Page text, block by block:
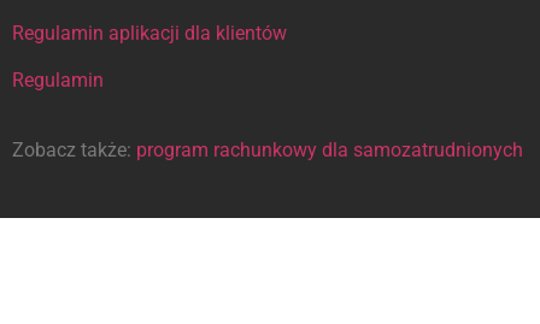
Regulamin aplikacji dla klientów
Regulamin
Zobacz także: program rachunkowy dla samozatrudnionych